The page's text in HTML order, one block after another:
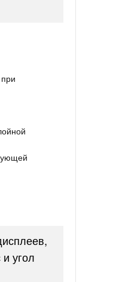
угол